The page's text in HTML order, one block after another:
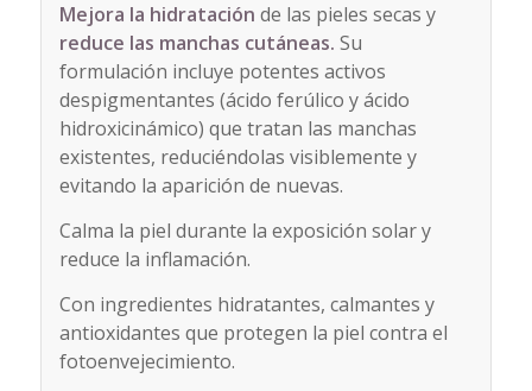
Mejora la hidratación de las pieles secas y
reduce las manchas cutáneas. Su
formulación incluye potentes activos
despigmentantes (ácido ferúlico y ácido
hidroxicinámico) que tratan las manchas
existentes, reduciéndolas visiblemente y
evitando la aparición de nuevas.
Calma la piel durante la exposición solar y
reduce la inflamación.
Con ingredientes hidratantes, calmantes y
antioxidantes que protegen la piel contra el
fotoenvejecimiento.